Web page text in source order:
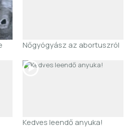
Nőgyógyász az abortuszról
Kedves leendő anyuka!